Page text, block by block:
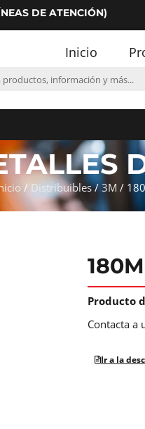
DE ATENCIÓN)
Inicio
/ Distribuibles/3M /
Producto
Contacta a
Ir a la